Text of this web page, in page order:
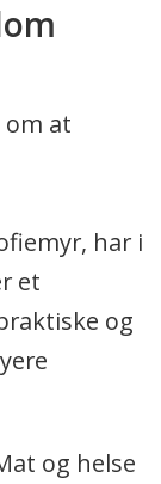
om at
har i
et
og
og helse